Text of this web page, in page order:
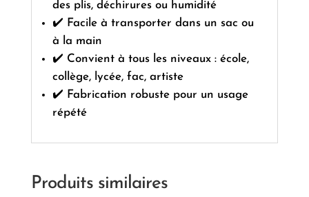
des plis, déchirures ou humidité
✔️ Facile à transporter dans un sac ou
à la main
✔️ Convient à tous les niveaux : école,
collège, lycée, fac, artiste
✔️ Fabrication robuste pour un usage
répété
Produits similaires